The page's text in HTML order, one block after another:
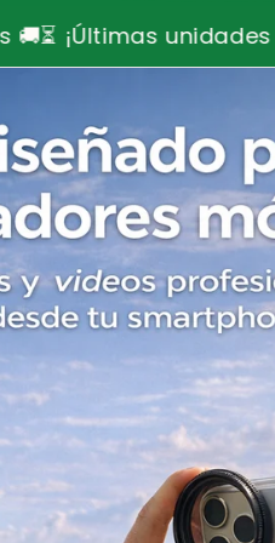
no te quedes